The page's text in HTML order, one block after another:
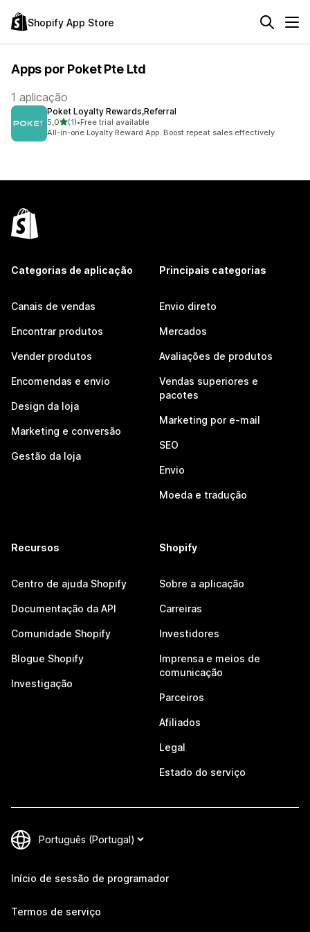
Shopify App Store
Apps por Poket Pte Ltd
1 aplicação
Poket Loyalty Rewards,Referral
5,0de 5 estrelas
(1)
1 total de avaliações
•Free trial available
All-in-one Loyalty Reward App. Boost repeat sales effectively.
Categorias de aplicação
Canais de vendas
Encontrar produtos
Vender produtos
Encomendas e envio
Design da loja
Marketing e conversão
Gestão da loja
Principais categorias
Envio direto
Mercados
Avaliações de produtos
Vendas superiores e
pacotes
Marketing por e-mail
SEO
Envio
Moeda e tradução
Recursos
Centro de ajuda Shopify
Documentação da API
Comunidade Shopify
Blogue Shopify
Investigação
Shopify
Sobre a aplicação
Carreiras
Investidores
Imprensa e meios de
comunicação
Parceiros
Afiliados
Legal
Estado do serviço
Início de sessão de programador
Termos de serviço